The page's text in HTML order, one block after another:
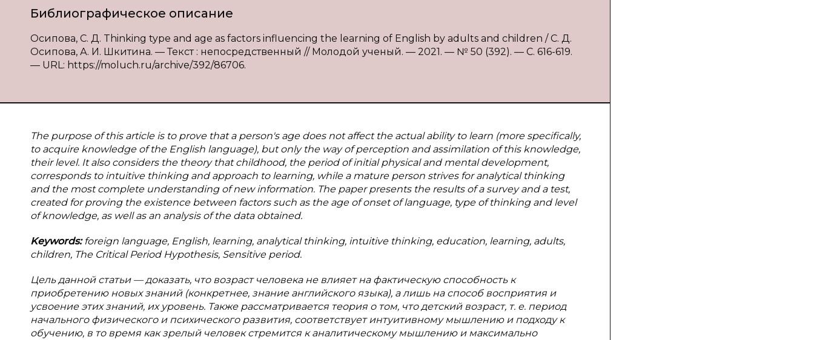
Библиографическое описание
Осипова, С. Д. Thinking type and age as factors influencing the learning of English by adults and children / С. Д.
Осипова, А. И. Шкитина. — Текст : непосредственный // Молодой ученый. — 2021. — № 50 (392). — С. 616-619.
— URL: https://moluch.ru/archive/392/86706.
The purpose of this article is to prove that a person's age does not affect the actual ability to learn (more specifically,
to acquire knowledge of the English language), but only the way of perception and assimilation of this knowledge,
their level. It also considers the theory that childhood, the period of initial physical and mental development,
corresponds to intuitive thinking and approach to learning, while a mature person strives for analytical thinking
and the most complete understanding of new information. The paper presents the results of a survey and a test,
created for proving the existence between factors such as the age of onset of language, type of thinking and level
of knowledge, as well as an analysis of the data obtained.
Keywords:foreign language, English, learning, analytical thinking, intuitive thinking, education, learning, adults,
children, The Critical Period Hypothesis, Sensitive period.
Цель данной статьи — доказать, что возраст человека не влияет на фактическую способность к
приобретению новых знаний (конкретнее, знание английского языка), алишь на способ восприятия и
усвоение этих знаний, их уровень. Также рассматривается теория о том, что детский возраст, т. е. период
начального физического и психического развития, соответствует интуитивному мышлению и подходу к
обучению, в то время как зрелый человек стремится к аналитическому мышлению и максимально